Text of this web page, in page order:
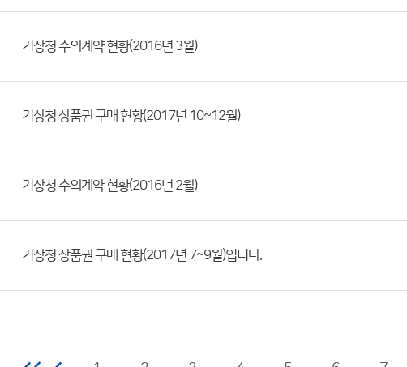
기상청 수의계약 현황(2016년 3월)
기상청 상품권 구매 현황(2017년 10~12월)
기상청 수의계약 현황(2016년 2월)
기상청 상품권 구매 현황(2017년 7~9월)입니다.